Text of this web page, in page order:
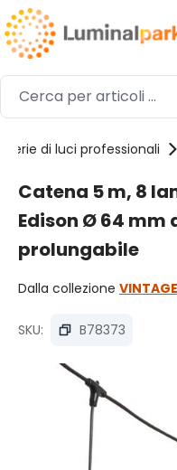
Passa al contenuto
Serie di luci professionali
Catena 5 m, 8
Edison Ø 64 mm
prolungabile
Dalla collezione
SKU: B78373
Salta la galleria di